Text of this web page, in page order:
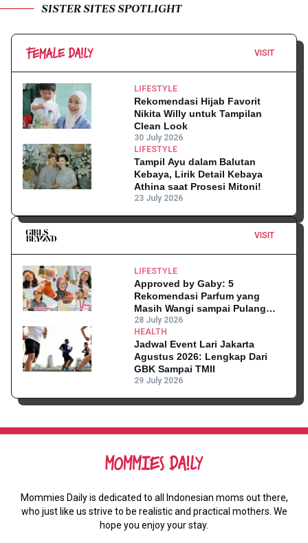
SISTER SITES SPOTLIGHT
VISIT
LIFESTYLE
Rekomendasi Hijab Favorit
Nikita Willy untuk Tampilan
Clean Look
30 July 2026
LIFESTYLE
Tampil Ayu dalam Balutan
Kebaya, Lirik Detail Kebaya
Athina saat Prosesi Mitoni!
23 July 2026
VISIT
LIFESTYLE
Approved by Gaby: 5
Rekomendasi Parfum yang
Masih Wangi sampai Pulang
Kantor
28 July 2026
HEALTH
Jadwal Event Lari Jakarta
Agustus 2026: Lengkap Dari
GBK Sampai TMII
29 July 2026
Mommies Daily is dedicated to all Indonesian moms out there,
who just like us strive to be realistic and practical mothers. We
hope you enjoy your stay.